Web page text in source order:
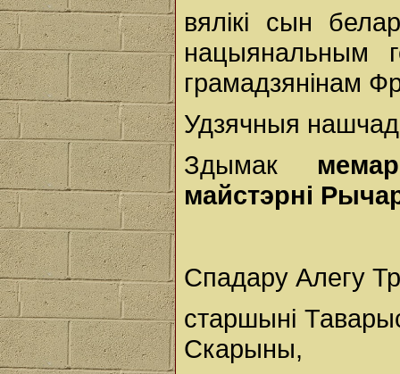
вялікі сын
нацыянальным
грамадзянінам
Удзячныя
Здымак
майстэрні
Спадару Алегу
старшыні
Скарыны,